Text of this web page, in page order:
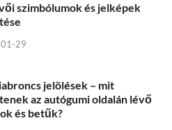
szimbólumok és jelképek
29
jelölések – mit
az autógumi oldalán lévő
és betűk?